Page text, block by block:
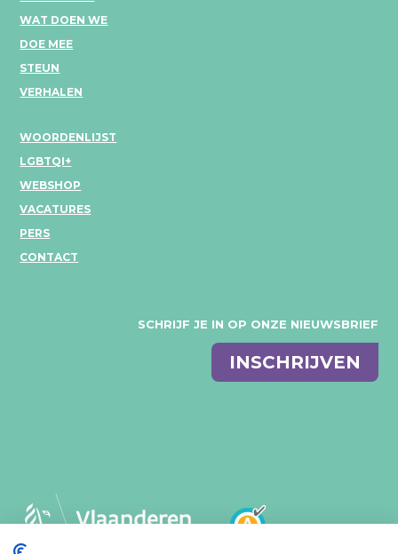
WAT DOEN WE
DOE MEE
STEUN
VERHALEN
WOORDENLIJST
LGBTQI+
WEBSHOP
VACATURES
PERS
CONTACT
SCHRIJF JE IN OP ONZE NIEUWSBRIEF
mail
INSCHRIJVEN